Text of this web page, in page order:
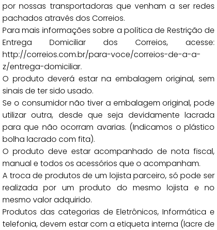
por nossas transportadoras que venham a ser redes
pachados através dos Correios.
Para mais informações sobre a política de Restrição de
Entrega Domiciliar dos Correios, acesse:
http://correios.com.br/para-voce/correios-de-a-a-
z/entrega-domiciliar.
O produto deverá estar na embalagem original, sem
sinais de ter sido usado.
Se o consumidor não tiver a embalagem original, pode
utilizar outra, desde que seja devidamente lacrada
para que não ocorram avarias. (Indicamos o plástico
bolha lacrado com fita).
O produto deve estar acompanhado de nota fiscal,
manual e todos os acessórios que o acompanham.
A troca de produtos de um lojista parceiro, só pode ser
realizada por um produto do mesmo lojista e no
mesmo valor adquirido.
Produtos das categorias de Eletrônicos, Informática e
telefonia, devem estar com a etiqueta interna (lacre de